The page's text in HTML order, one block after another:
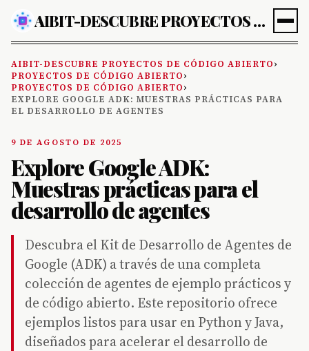
AIBIT-DESCUBRE PROYECTOS DE CÓDIGO ABIERTO
AIBIT-DESCUBRE PROYECTOS DE CÓDIGO ABIERTO›
PROYECTOS DE CÓDIGO ABIERTO›
PROYECTOS DE CÓDIGO ABIERTO›
EXPLORE GOOGLE ADK: MUESTRAS PRÁCTICAS PARA
EL DESARROLLO DE AGENTES
9 DE AGOSTO DE 2025
Explore Google ADK:
Muestras prácticas para el
desarrollo de agentes
Descubra el Kit de Desarrollo de Agentes de
Google (ADK) a través de una completa
colección de agentes de ejemplo prácticos y
de código abierto. Este repositorio ofrece
ejemplos listos para usar en Python y Java,
diseñados para acelerar el desarrollo de